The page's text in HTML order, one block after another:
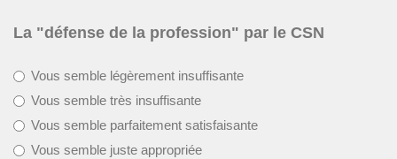
La "défense de la profession" par le CSN
Vous semble légèrement insuffisante
Vous semble très insuffisante
Vous semble parfaitement satisfaisante
Vous semble juste appropriée